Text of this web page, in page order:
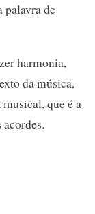
palavra de
harmonia,
da música,
que é a